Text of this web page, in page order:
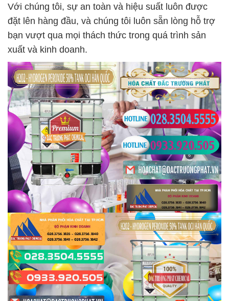
Với chúng tôi, sự an toàn và hiệu suất luôn được
đặt lên hàng đầu, và chúng tôi luôn sẵn lòng hỗ trợ
bạn vượt qua mọi thách thức trong quá trình sản
xuất và kinh doanh.